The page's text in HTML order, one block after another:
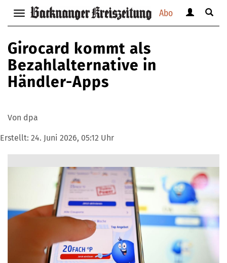
Abo
Navigation
anzeigen
bzw.
verbergen
anzeigen
Suche
Girocard kommt als
Bezahlalternative in
Händler-Apps
Von dpa
Erstellt: 24. Juni 2026, 05:12 Uhr